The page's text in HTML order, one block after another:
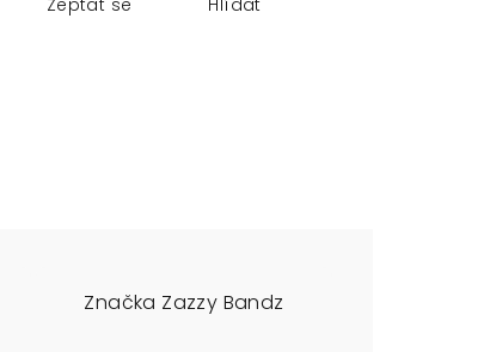
Zeptat se Hlídat
Značka Zazzy Bandz